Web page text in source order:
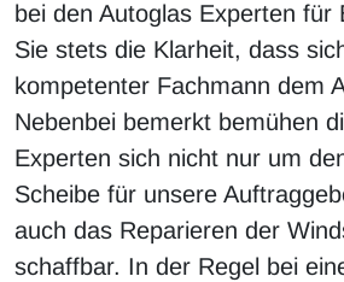
bei den Autoglas Experten für
Sie stets die Klarheit, dass
kompetenter Fachmann dem
Nebenbei bemerkt bemühen
Experten sich nicht nur um
Scheibe für unsere
auch das Reparieren der
schaffbar. In der Regel bei